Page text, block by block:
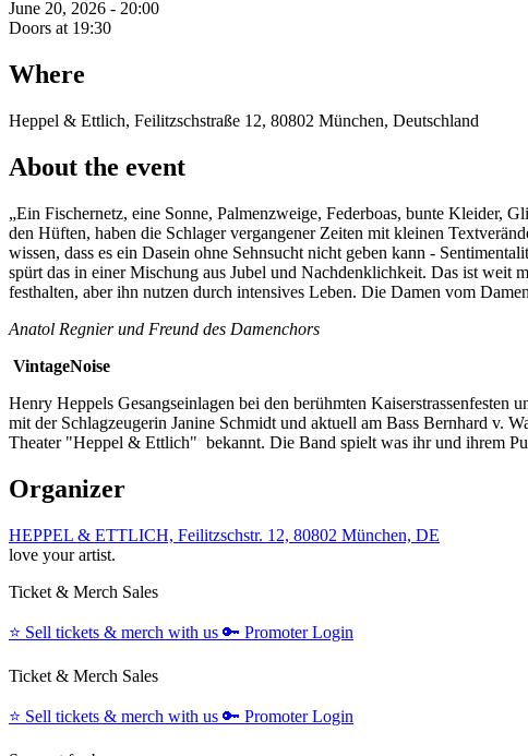
June 20, 2026 - 20:00
Doors at 19:30
Where
Heppel & Ettlich, Feilitzschstraße 12, 80802 München, Deutschland
About the event
„Ein Fischernetz, eine Sonne, Palmenzweige, Federboas, bunte Kleider,
den Hüften, haben die Schlager vergangener Zeiten mit kleinen
wissen, dass es ein Dasein ohne Sehnsucht nicht geben kann -
spürt das in einer Mischung aus Jubel und Nachdenklichkeit. Das ist weit
festhalten, aber ihn nutzen durch intensives Leben. Die Damen vom
Anatol Regnier und Freund des Damenchors
VintageNoise
Henry Heppels Gesangseinlagen bei den berühmten
mit der Schlagzeugerin Janine Schmidt und aktuell am Bass Bernhard
Theater "Heppel & Ettlich" bekannt. Die Band spielt was ihr und ihrem
Organizer
HEPPEL & ETTLICH, Feilitzschstr. 12, 80802 München, DE
love your artist.
Ticket & Merch Sales
⭐️ Sell tickets & merch with us 🔑 Promoter Login
Ticket & Merch Sales
⭐️ Sell tickets & merch with us 🔑 Promoter Login